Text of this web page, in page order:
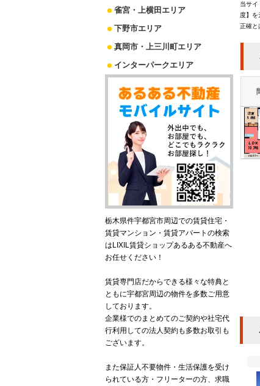
当サ
度】を
正確と
雀宮・上横田エリア
下野市エリア
真岡市・上三川町エリア
インターパークエリア
栃木県件宇都宮市周辺での賃貸住宅・
賃貸マンション・賃貸アパートの検索
はLIXIL賃貸ショップあるある不動産へ
お任せください！
賃貸専門店だからできる様々な特典と
ともに宇都宮周辺の物件を多数ご用意
しております。
企業様でのまとめてのご契約や社宅代
行利用しての法人契約も多数お取引も
ございます。
また保証人不要物件・生活保護を受け
られている方・フリーターの方、求職